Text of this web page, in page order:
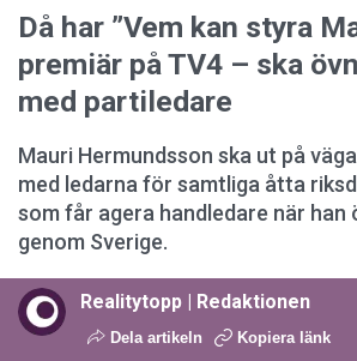
Då har ”Vem kan styra
premiär på TV4 – ska
med partiledare
Mauri Hermundsson ska ut på
med ledarna för samtliga åtta
som får agera handledare när han
genom Sverige.
Realitytopp | Redaktionen
Dela artikeln Kopiera länk